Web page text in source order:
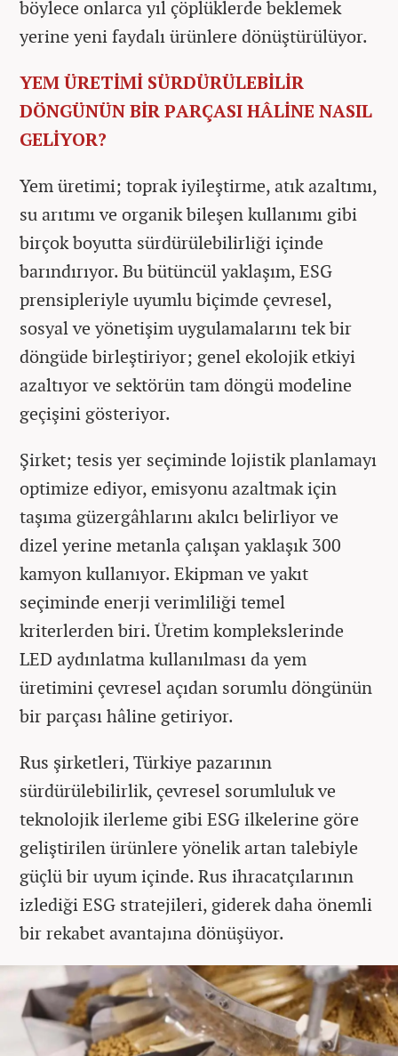
böylece onlarca yıl çöplüklerde beklemek
yerine yeni faydalı ürünlere dönüştürülüyor.
YEM ÜRETİMİ SÜRDÜRÜLEBİLİR
DÖNGÜNÜN BİR PARÇASI HÂLİNE NASIL
GELİYOR?
Yem üretimi; toprak iyileştirme, atık azaltımı,
su arıtımı ve organik bileşen kullanımı gibi
birçok boyutta sürdürülebilirliği içinde
barındırıyor. Bu bütüncül yaklaşım, ESG
prensipleriyle uyumlu biçimde çevresel,
sosyal ve yönetişim uygulamalarını tek bir
döngüde birleştiriyor; genel ekolojik etkiyi
azaltıyor ve sektörün tam döngü modeline
geçişini gösteriyor.
Şirket; tesis yer seçiminde lojistik planlamayı
optimize ediyor, emisyonu azaltmak için
taşıma güzergâhlarını akılcı belirliyor ve
dizel yerine metanla çalışan yaklaşık 300
kamyon kullanıyor. Ekipman ve yakıt
seçiminde enerji verimliliği temel
kriterlerden biri. Üretim komplekslerinde
LED aydınlatma kullanılması da yem
üretimini çevresel açıdan sorumlu döngünün
bir parçası hâline getiriyor.
Rus şirketleri, Türkiye pazarının
sürdürülebilirlik, çevresel sorumluluk ve
teknolojik ilerleme gibi ESG ilkelerine göre
geliştirilen ürünlere yönelik artan talebiyle
güçlü bir uyum içinde. Rus ihracatçılarının
izlediği ESG stratejileri, giderek daha önemli
bir rekabet avantajına dönüşüyor.